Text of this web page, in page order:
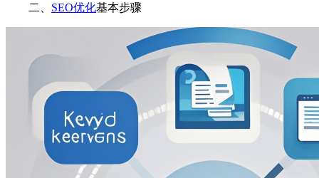
二、 SEO优化基本步骤